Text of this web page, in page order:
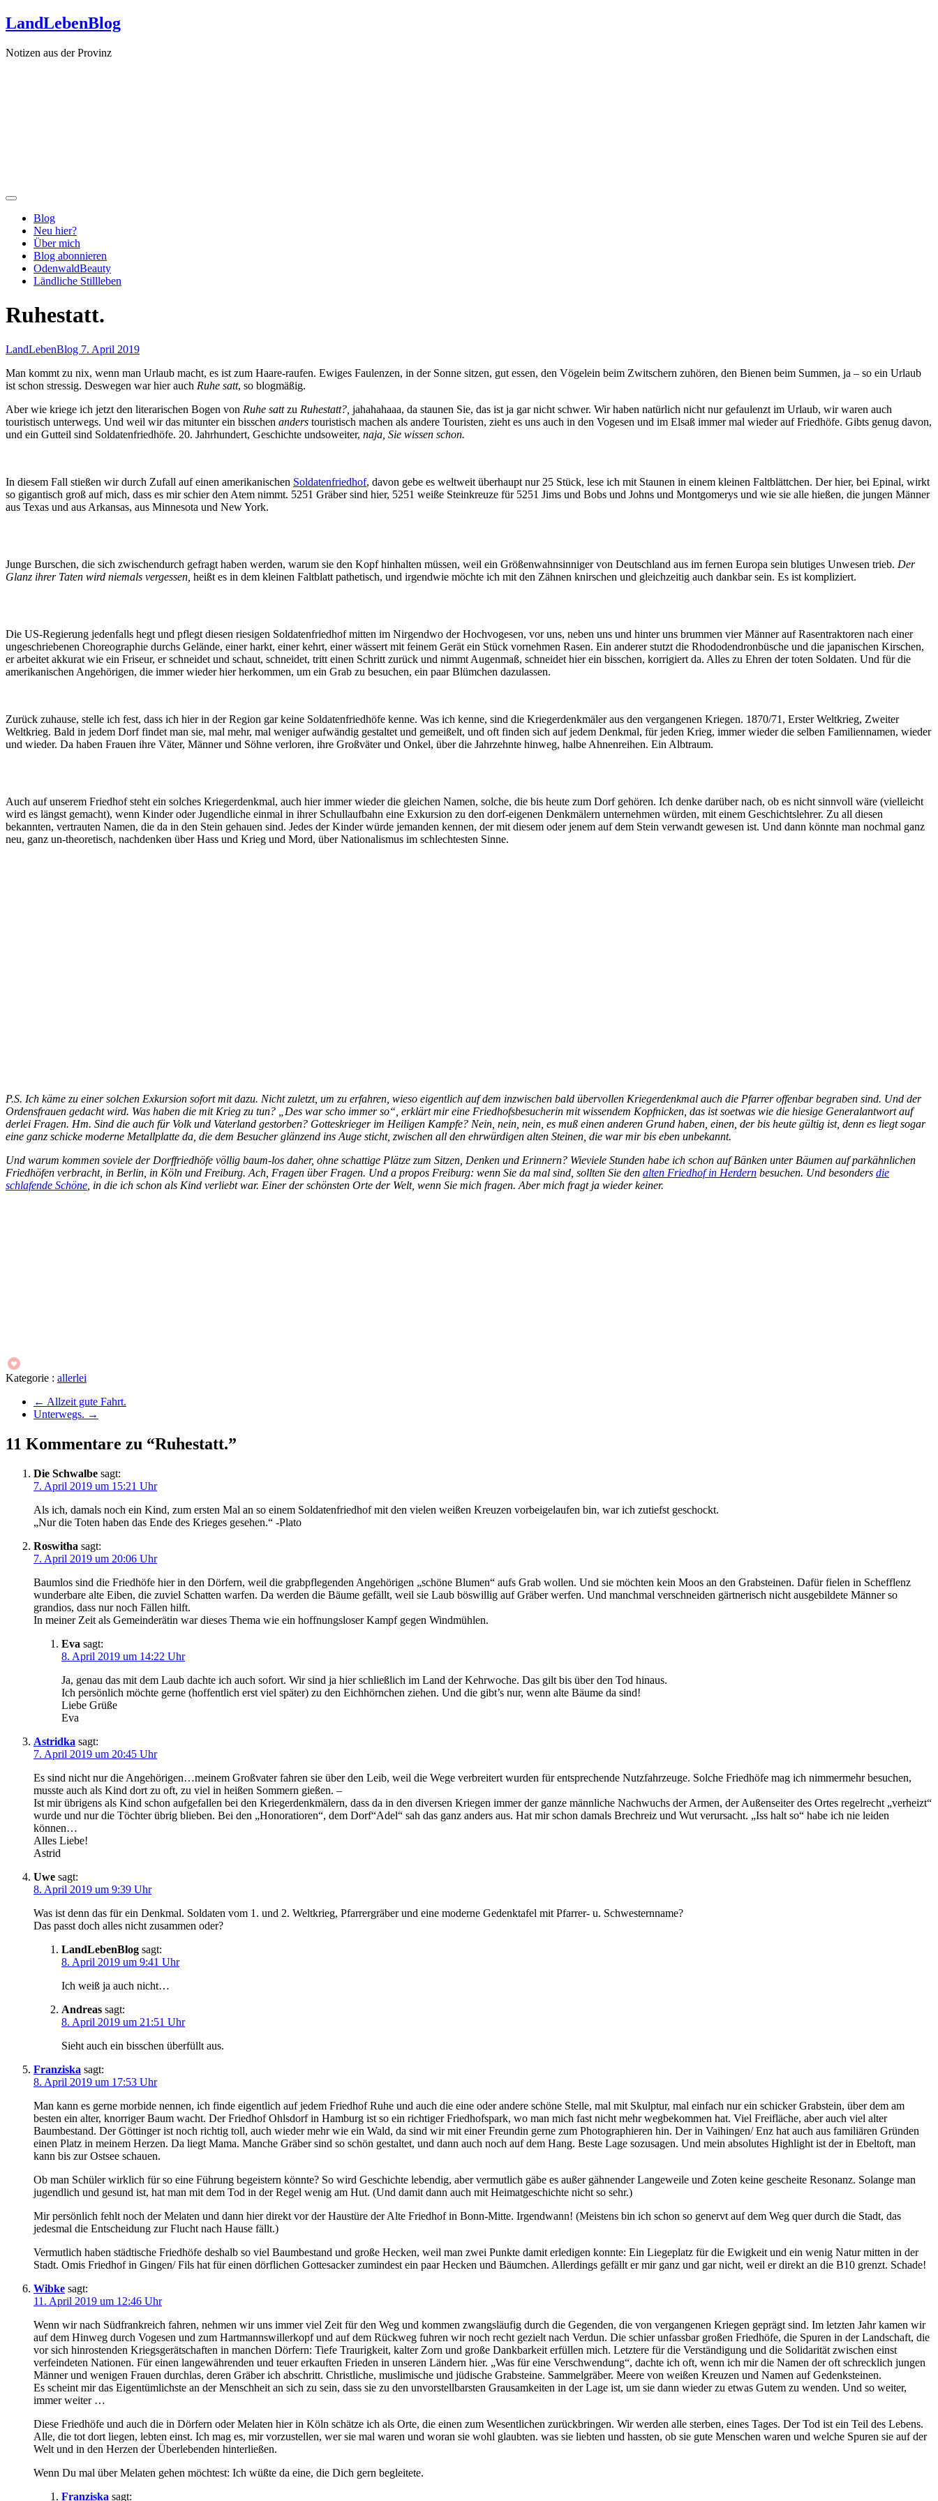
Zum
Inhalt
LandLebenBlog
Notizen aus der Provinz
Blog
Neu hier?
Über mich
Blog abonnieren
OdenwaldBeauty
Ländliche Stillleben
Ruhestatt.
LandLebenBlog 7. April 2019
Man kommt zu nix, wenn man Urlaub macht, es ist zum Haare-raufen. Ewiges Faulenzen, in der Sonne sitzen, gut essen, den Vögelein beim Zwitschern zuhören, den Bienen beim Summen, ja – so ein Urlaub
ist schon stressig. Deswegen war hier auch Ruhe satt, so blogmäßig.
Aber wie kriege ich jetzt den literarischen Bogen von Ruhe sattzu Ruhestatt?, jahahahaaa, da staunen Sie, das ist ja gar nicht schwer. Wir haben natürlich nicht nur gefaulenzt im Urlaub, wir waren auch
touristisch unterwegs. Und weil wir das mitunter ein bisschen anders touristisch machen als andere Touristen, zieht es uns auch in den Vogesen und im Elsaß immer mal wieder auf Friedhöfe. Gibts genug davon,
und ein Gutteil sind Soldatenfriedhöfe. 20. Jahrhundert, Geschichte undsoweiter, naja, Sie wissen schon.
In diesem Fall stießen wir durch Zufall auf einen amerikanischen Soldatenfriedhof, davon gebe es weltweit überhaupt nur 25 Stück, lese ich mit Staunen in einem kleinen Faltblättchen. Der hier, bei Epinal, wirkt
so gigantisch groß auf mich, dass es mir schier den Atem nimmt. 5251 Gräber sind hier, 5251 weiße Steinkreuze für 5251 Jims und Bobs und Johns und Montgomerys und wie sie alle hießen, die jungen Männer
aus Texas und aus Arkansas, aus Minnesota und New York.
Junge Burschen, die sich zwischendurch gefragt haben werden, warum sie den Kopf hinhalten müssen, weil ein Größenwahnsinniger von Deutschland aus im fernen Europa sein blutiges Unwesen trieb. Der
Glanz ihrer Taten wird niemals vergessen, heißt es in dem kleinen Faltblatt pathetisch, und irgendwie möchte ich mit den Zähnen knirschen und gleichzeitig auch dankbar sein. Es ist kompliziert.
Die US-Regierung jedenfalls hegt und pflegt diesen riesigen Soldatenfriedhof mitten im Nirgendwo der Hochvogesen, vor uns, neben uns und hinter uns brummen vier Männer auf Rasentraktoren nach einer
ungeschriebenen Choreographie durchs Gelände, einer harkt, einer kehrt, einer wässert mit feinem Gerät ein Stück vornehmen Rasen. Ein anderer stutzt die Rhododendronbüsche und die japanischen Kirschen,
er arbeitet akkurat wie ein Friseur, er schneidet und schaut, schneidet, tritt einen Schritt zurück und nimmt Augenmaß, schneidet hier ein bisschen, korrigiert da. Alles zu Ehren der toten Soldaten. Und für die
amerikanischen Angehörigen, die immer wieder hier herkommen, um ein Grab zu besuchen, ein paar Blümchen dazulassen.
Zurück zuhause, stelle ich fest, dass ich hier in der Region gar keine Soldatenfriedhöfe kenne. Was ich kenne, sind die Kriegerdenkmäler aus den vergangenen Kriegen. 1870/71, Erster Weltkrieg, Zweiter
Weltkrieg. Bald in jedem Dorf findet man sie, mal mehr, mal weniger aufwändig gestaltet und gemeißelt, und oft finden sich auf jedem Denkmal, für jeden Krieg, immer wieder die selben Familiennamen, wieder
und wieder. Da haben Frauen ihre Väter, Männer und Söhne verloren, ihre Großväter und Onkel, über die Jahrzehnte hinweg, halbe Ahnenreihen. Ein Albtraum.
Auch auf unserem Friedhof steht ein solches Kriegerdenkmal, auch hier immer wieder die gleichen Namen, solche, die bis heute zum Dorf gehören. Ich denke darüber nach, ob es nicht sinnvoll wäre (vielleicht
wird es längst gemacht), wenn Kinder oder Jugendliche einmal in ihrer Schullaufbahn eine Exkursion zu den dorf-eigenen Denkmälern unternehmen würden, mit einem Geschichtslehrer. Zu all diesen
bekannten, vertrauten Namen, die da in den Stein gehauen sind. Jedes der Kinder würde jemanden kennen, der mit diesem oder jenem auf dem Stein verwandt gewesen ist. Und dann könnte man nochmal ganz
neu, ganz un-theoretisch, nachdenken über Hass und Krieg und Mord, über Nationalismus im schlechtesten Sinne.
P.S. Ich käme zu einer solchen Exkursion sofort mit dazu. Nicht zuletzt, um zu erfahren, wieso eigentlich auf dem inzwischen bald übervollen Kriegerdenkmal auch die Pfarrer offenbar begraben sind. Und der
Ordensfrauen gedacht wird. Was haben die mit Krieg zu tun? „Des war scho immer so“, erklärt mir eine Friedhofsbesucherin mit wissendem Kopfnicken, das ist soetwas wie die hiesige Generalantwort auf
derlei Fragen. Hm. Sind die auch für Volk und Vaterland gestorben? Gotteskrieger im Heiligen Kampfe? Nein, nein, nein, es muß einen anderen Grund haben, einen, der bis heute gültig ist, denn es liegt sogar
eine ganz schicke moderne Metallplatte da, die dem Besucher glänzend ins Auge sticht, zwischen all den ehrwürdigen alten Steinen, die war mir bis eben unbekannt.
Und warum kommen soviele der Dorffriedhöfe völlig baum-los daher, ohne schattige Plätze zum Sitzen, Denken und Erinnern? Wieviele Stunden habe ich schon auf Bänken unter Bäumen auf parkähnlichen
Friedhöfen verbracht, in Berlin, in Köln und Freiburg. Ach, Fragen über Fragen. Und a propos Freiburg: wenn Sie da mal sind, sollten Sie den alten Friedhof in Herdern besuchen. Und besonders die
schlafende Schöne , in die ich schon als Kind verliebt war. Einer der schönsten Orte der Welt, wenn Sie mich fragen. Aber mich fragt ja wieder keiner.
Kategorie : allerlei
← Allzeit gute Fahrt.
Unterwegs. →
11 Kommentare zu “Ruhestatt.”
Die Schwalbe sagt:
7. April 2019 um 15:21 Uhr
Als ich, damals noch ein Kind, zum ersten Mal an so einem Soldatenfriedhof mit den vielen weißen Kreuzen vorbeigelaufen bin, war ich zutiefst geschockt.
„Nur die Toten haben das Ende des Krieges gesehen.“ -Plato
Roswitha sagt:
7. April 2019 um 20:06 Uhr
Baumlos sind die Friedhöfe hier in den Dörfern, weil die grabpflegenden Angehörigen „schöne Blumen“ aufs Grab wollen. Und sie möchten kein Moos an den Grabsteinen. Dafür fielen in Schefflenz
wunderbare alte Eiben, die zuviel Schatten warfen. Da werden die Bäume gefällt, weil sie Laub böswillig auf Gräber werfen. Und manchmal verschneiden gärtnerisch nicht ausgebildete Männer so
grandios, dass nur noch Fällen hilft.
In meiner Zeit als Gemeinderätin war dieses Thema wie ein hoffnungsloser Kampf gegen Windmühlen.
Eva sagt:
8. April 2019 um 14:22 Uhr
Ja, genau das mit dem Laub dachte ich auch sofort. Wir sind ja hier schließlich im Land der Kehrwoche. Das gilt bis über den Tod hinaus.
Ich persönlich möchte gerne (hoffentlich erst viel später) zu den Eichhörnchen ziehen. Und die gibt’s nur, wenn alte Bäume da sind!
Liebe Grüße
Eva
Astridka sagt:
7. April 2019 um 20:45 Uhr
Es sind nicht nur die Angehörigen…meinem Großvater fahren sie über den Leib, weil die Wege verbreitert wurden für entsprechende Nutzfahrzeuge. Solche Friedhöfe mag ich nimmermehr besuchen,
musste auch als Kind dort zu oft, zu viel in heißen Sommern gießen. –
Ist mir übrigens als Kind schon aufgefallen bei den Kriegerdenkmälern, dass da in den diversen Kriegen immer der ganze männliche Nachwuchs der Armen, der Außenseiter des Ortes regelrecht „verheizt“
wurde und nur die Töchter übrig blieben. Bei den „Honoratioren“, dem Dorf“Adel“ sah das ganz anders aus. Hat mir schon damals Brechreiz und Wut verursacht. „Iss halt so“ habe ich nie leiden
können…
Alles Liebe!
Astrid
Uwe sagt:
8. April 2019 um 9:39 Uhr
Was ist denn das für ein Denkmal. Soldaten vom 1. und 2. Weltkrieg, Pfarrergräber und eine moderne Gedenktafel mit Pfarrer- u. Schwesternname?
Das passt doch alles nicht zusammen oder?
LandLebenBlog sagt:
8. April 2019 um 9:41 Uhr
Ich weiß ja auch nicht…
Andreas sagt:
8. April 2019 um 21:51 Uhr
Sieht auch ein bisschen überfüllt aus.
Franziska sagt:
8. April 2019 um 17:53 Uhr
Man kann es gerne morbide nennen, ich finde eigentlich auf jedem Friedhof Ruhe und auch die eine oder andere schöne Stelle, mal mit Skulptur, mal einfach nur ein schicker Grabstein, über dem am
besten ein alter, knorriger Baum wacht. Der Friedhof Ohlsdorf in Hamburg ist so ein richtiger Friedhofspark, wo man mich fast nicht mehr wegbekommen hat. Viel Freifläche, aber auch viel alter
Baumbestand. Der Göttinger ist noch richtig toll, auch wieder mehr wie ein Wald, da sind wir mit einer Freundin gerne zum Photographieren hin. Der in Vaihingen/ Enz hat auch aus familiären Gründen
einen Platz in meinem Herzen. Da liegt Mama. Manche Gräber sind so schön gestaltet, und dann auch noch auf dem Hang. Beste Lage sozusagen. Und mein absolutes Highlight ist der in Ebeltoft, man
kann bis zur Ostsee schauen.
Ob man Schüler wirklich für so eine Führung begeistern könnte? So wird Geschichte lebendig, aber vermutlich gäbe es außer gähnender Langeweile und Zoten keine gescheite Resonanz. Solange man
jugendlich und gesund ist, hat man mit dem Tod in der Regel wenig am Hut. (Und damit dann auch mit Heimatgeschichte nicht so sehr.)
Mir persönlich fehlt noch der Melaten und dann hier direkt vor der Haustüre der Alte Friedhof in Bonn-Mitte. Irgendwann! (Meistens bin ich schon so genervt auf dem Weg quer durch die Stadt, das
jedesmal die Entscheidung zur Flucht nach Hause fällt.)
Vermutlich haben städtische Friedhöfe deshalb so viel Baumbestand und große Hecken, weil man zwei Punkte damit erledigen konnte: Ein Liegeplatz für die Ewigkeit und ein wenig Natur mitten in der
Stadt. Omis Friedhof in Gingen/ Fils hat für einen dörflichen Gottesacker zumindest ein paar Hecken und Bäumchen. Allerdings gefällt er mir ganz und gar nicht, weil er direkt an die B10 grenzt. Schade!
Wibke sagt:
11. April 2019 um 12:46 Uhr
Wenn wir nach Südfrankreich fahren, nehmen wir uns immer viel Zeit für den Weg und kommen zwangsläufig durch die Gegenden, die von vergangenen Kriegen geprägt sind. Im letzten Jahr kamen wir
auf dem Hinweg durch Vogesen und zum Hartmannswillerkopf und auf dem Rückweg fuhren wir noch recht gezielt nach Verdun. Die schier unfassbar großen Friedhöfe, die Spuren in der Landschaft, die
vor sich hinrostenden Kriegsgerätschaften in manchen Dörfern: Tiefe Traurigkeit, kalter Zorn und große Dankbarkeit erfüllen mich. Letztere für die Verständigung und die Solidarität zwischen einst
verfeindeten Nationen. Für einen langewährenden und teuer erkauften Frieden in unseren Ländern hier. „Was für eine Verschwendung“, dachte ich oft, wenn ich mir die Namen der oft schrecklich jungen
Männer und wenigen Frauen durchlas, deren Gräber ich abschritt. Christliche, muslimische und jüdische Grabsteine. Sammelgräber. Meere von weißen Kreuzen und Namen auf Gedenksteinen.
Es scheint mir das Eigentümlichste an der Menschheit an sich zu sein, dass sie zu den unvorstellbarsten Grausamkeiten in der Lage ist, um sie dann wieder zu etwas Gutem zu wenden. Und so weiter,
immer weiter …
Diese Friedhöfe und auch die in Dörfern oder Melaten hier in Köln schätze ich als Orte, die einen zum Wesentlichen zurückbringen. Wir werden alle sterben, eines Tages. Der Tod ist ein Teil des Lebens.
Alle, die tot dort liegen, lebten einst. Ich mag es, mir vorzustellen, wer sie mal waren und woran sie wohl glaubten. was sie liebten und hassten, ob sie gute Menschen waren und welche Spuren sie auf der
Welt und in den Herzen der Überlebenden hinterließen.
Wenn Du mal über Melaten gehen möchtest: Ich wüßte da eine, die Dich gern begleitete.
Franziska sagt: